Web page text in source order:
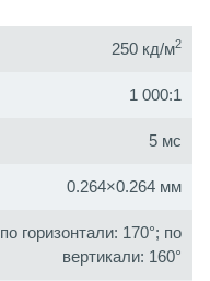
250 кд/м2
1 000:1
5 мс
0.264×0.264 мм
по горизонтали: 170°; по
вертикали: 160°